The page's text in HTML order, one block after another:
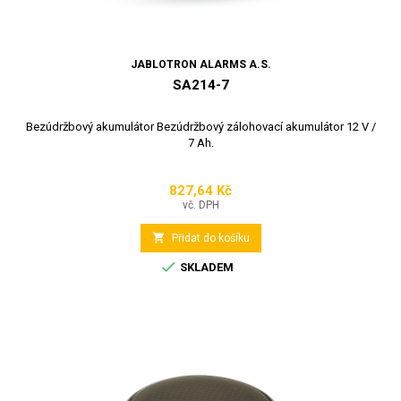
JABLOTRON ALARMS A.S.
SA214-7
Bezúdržbový akumulátor Bezúdržbový zálohovací akumulátor 12 V /
7 Ah.
Cena
827,64 Kč
vč. DPH
 Přidat do košíku
 SKLADEM